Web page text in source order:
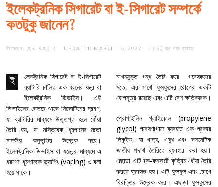
ইলেকট্রনিক সিগারেট বা ই-সিগারেট সম্পর্কে
কতটুকু জানেন?
লিখেছেন-AKLKABIR UPDATED MARCH 14, 2022 1450 বার পড়া হয়েছে
ই
লেকট্রনিক সিগারেট বা ই-সিগারেট
ব্যাটারি চালিত এক ধরনের যন্ত্র বা
ইলেকট্রনিক ডিভাইস। এই
ডিভাইসের ভেতরে থাকে নিকোটিনের দ্রবণ,
যা ব্যাটারির মাধ্যমে উত্তপ্ত হলে ধোঁয়া
তৈরি হয়, যা মস্তিষ্কে ধূমপানের মতো
মাদকীয় অনুভূতির উদ্রেক করে।
ইলেকট্রনিক ডিভাইস বা যন্ত্রের মাধ্যমে এ
ধরণের ধূমপানকে ভ্যাপিং (vaping) ও বলা
হয়ে থাকে।
মাখনযুক্ত গন্ধ তৈরি করে। গবেষকদের
মতে, এর সাথে ফুসফুসের রোগের একটি
যোগসূত্র রয়েছে এবং এটি বেশ ক্ষতিকারক।
প্রোপাইলিন গ্লাইকোল (propylene
glycol) গবেষণাগারে ব্যবহৃত এক প্রকার
লিকুইড, যা খাদ্য, ওষুধ এবং কসমেটিক
জাতীয় পদার্থ তৈরিতে ব্যবহার করা হয়।
এছাড়া এটি রক-কনসার্টে কৃত্রিম ধোঁয়া তৈরি
করতে ব্যবহৃত হয়। এটি ফুসফুস এবং চোখে
বিরক্তির উদ্রেক করে। এছাড়া ফুসফুসের